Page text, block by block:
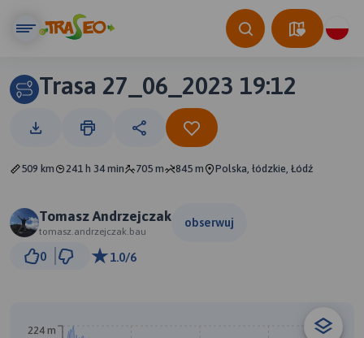
Trasa 27_06_2023 19:12
509 km 241 h 34 min 705 m 845 m Polska, łódzkie, Łódź
Tomasz Andrzejczak
tomasz.andrzejczak.bau
obserwuj
0 1.0/6
224 m